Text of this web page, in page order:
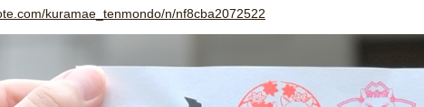
kuramae_tenmondo/n/nf8cba2072522